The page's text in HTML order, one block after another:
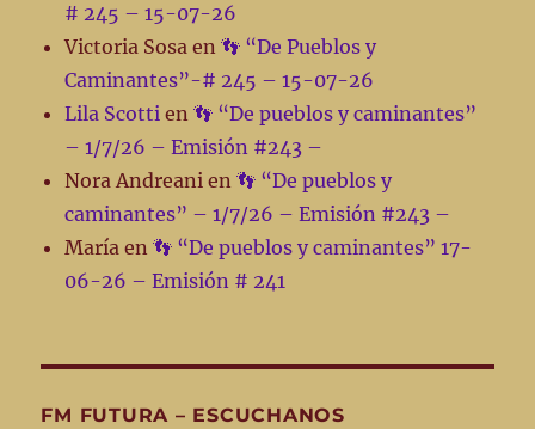
# 245 – 15-07-26
Victoria Sosa en👣 “De Pueblos y
Caminantes”-# 245 – 15-07-26
Lila Scotti en👣 “De pueblos y caminantes”
– 1/7/26 – Emisión #243 –
Nora Andreani en👣 “De pueblos y
caminantes” – 1/7/26 – Emisión #243 –
María en👣 “De pueblos y caminantes” 17-
06-26 – Emisión # 241
FM FUTURA – ESCUCHANOS